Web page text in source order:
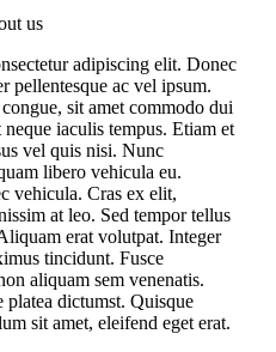
us
adipiscing elit. Donec
pellentesque ac vel ipsum.
sit amet commodo dui
iaculis tempus. Etiam et
vel quis nisi. Nunc
libero vehicula eu.
vehicula. Cras ex elit,
at leo. Sed tempor tellus
erat volutpat. Integer
tincidunt. Fusce
aliquam sem venenatis.
dictumst. Quisque
sit amet, eleifend eget erat.